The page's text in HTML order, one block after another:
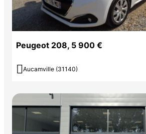
Peugeot 208, 5 900 €
 Aucamville (31140)